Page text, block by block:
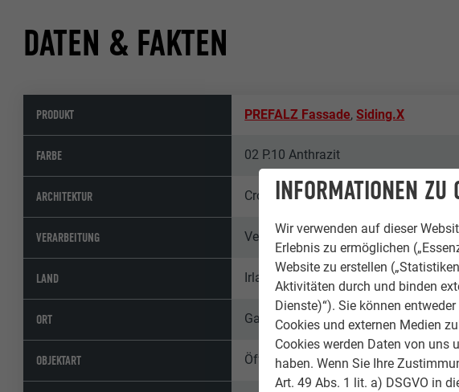
INFORMATIONEN ZU
Wir verwenden auf dieser
Erlebnis zu ermöglichen
Website zu erstellen
Aktivitäten durch und binden
Dienste)“). Sie können
Cookies und externen Medien
Cookies werden Daten von uns
haben. Wenn Sie Ihre
Art. 49 Abs. 1 lit. a) DSGVO in
DATEN & FAKTEN
PRODUKT PREFALZ Fassade,Siding.X
FARBE 02 P.10 Anthrazit
ARCHITEKTUR Cronin Architects, Co Galway,
VERARBEITUNG Vertex Roofing Systems Ltd, Co
LAND Irland
ORT Galway
OBJEKTART Öffentliche Gebäude & sonstige